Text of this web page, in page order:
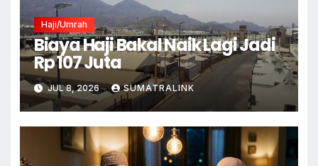
Haji/Umrah
Biaya Haji Bakal Naik Lagi Jadi
Rp 107 Juta
JUL 8, 2026 SUMATRALINK